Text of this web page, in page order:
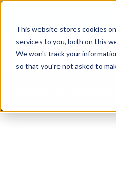
This website stores cookies
services to you, both on this
We won't track your
so that you're not asked to